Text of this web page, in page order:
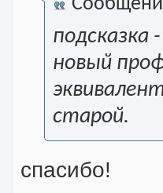
подсказка
новый
старой.
спасибо!